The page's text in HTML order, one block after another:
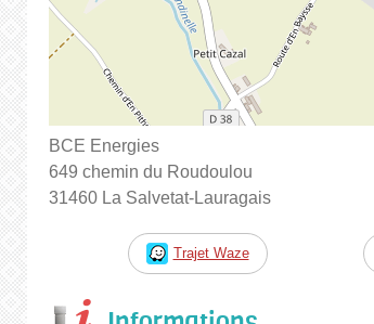
BCE Energies
649 chemin du Roudoulou
31460 La Salvetat-Lauragais
Trajet Waze